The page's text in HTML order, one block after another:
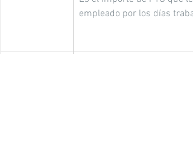
empleado por los días